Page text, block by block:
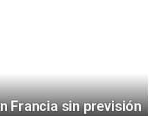
Francia sin previsión